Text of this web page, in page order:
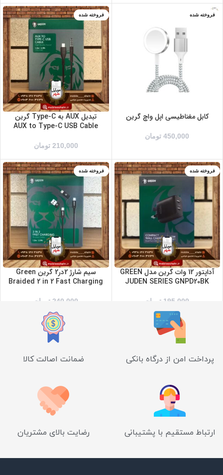
فروخته شده
کابل مغناطیسی اپل واچ گرین
450,000 تومان
فروخته شده
تبدیل AUX به Type-C گرین
AUX to Type-C USB Cable
210,000 تومان
فروخته شده
آداپتور 12 وات گرین مدل GREEN
JUDEN SERIES GNPD20BK
195,000 تومان
فروخته شده
سیم شارژ 2در2 گرین Green
Braided 2 in 2 Fast Charging
240,000 تومان
پرداخت امن از درگاه بانکی ضمانت اصالت کالا
ارتباط مستقیم با پشتیبانی رضایت بالای مشتریان